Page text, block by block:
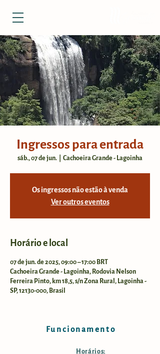
Ingressos para entrada
sáb., 07 de jun. Cachoeira Grande - Lagoinha
Os ingressos não estão à venda
Ver outros eventos
Horário e local
07 de jun. de 2025, 09:00 – 17:00 BRT
Cachoeira Grande - Lagoinha, Rodovia Nelson
Ferreira Pinto, km 18,5, s/n Zona Rural, Lagoinha -
SP, 12130-000, Brasil
Funcionamento
Horários: